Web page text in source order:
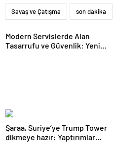
Savaş ve Çatışma son dakika
Modern Servislerde Alan
Tasarrufu ve Güvenlik: Yeni
Şaraa, Suriye’ye Trump Tower
dikmeye hazır: Yaptırımlar